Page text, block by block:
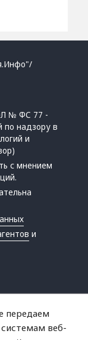
№ ФС 77 -
по надзору в
и
с мнением
и
передаем
системам веб-